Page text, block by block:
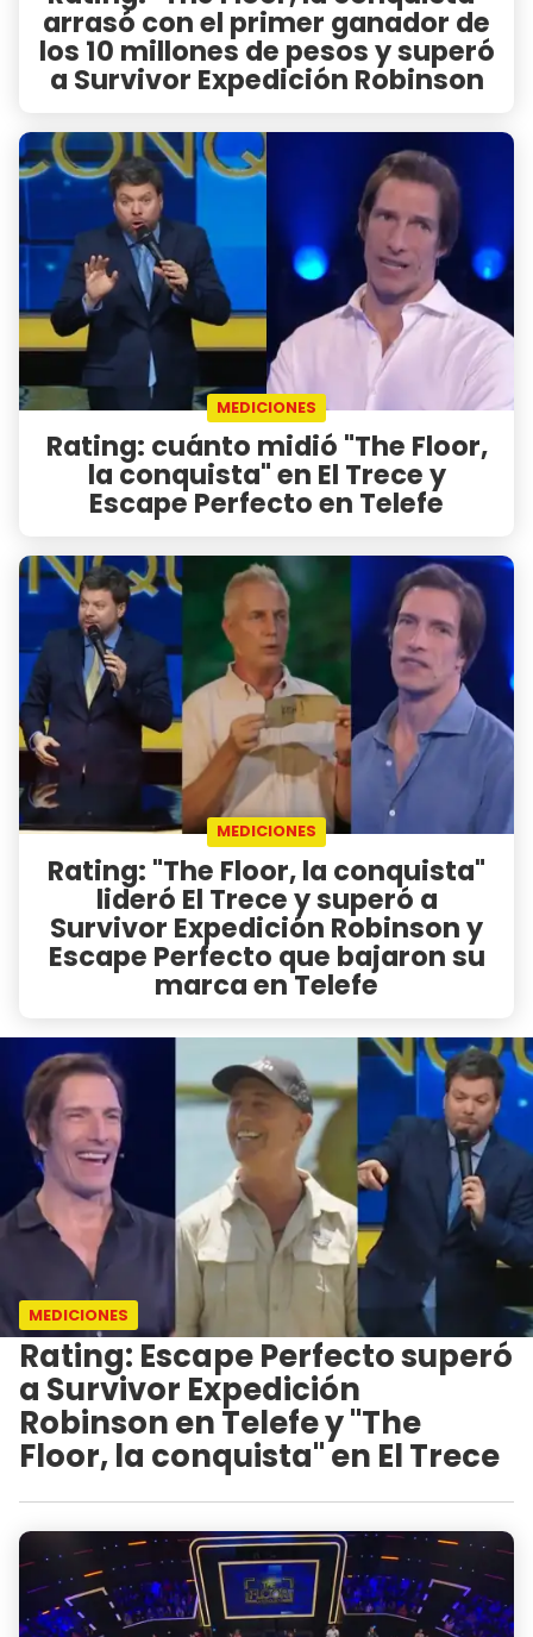
arrasó con el primer ganador de
los 10 millones de pesos y superó
a Survivor Expedición Robinson
MEDICIONES
Rating: cuánto midió "The Floor,
la conquista" en El Trece y
Escape Perfecto en Telefe
MEDICIONES
Rating: "The Floor, la conquista"
lideró El Trece y superó a
Survivor Expedición Robinson y
Escape Perfecto que bajaron su
marca en Telefe
MEDICIONES
Rating: Escape Perfecto superó
a Survivor Expedición
Robinson en Telefe y "The
Floor, la conquista" en El Trece